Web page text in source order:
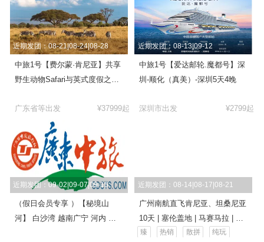
近期发团：08-21|08-24|08-28
中旅1号【费尔蒙·肯尼亚】共享
野生动物Safari与英式度假之旅
广东省等出发
¥37999起
近期发团：08-13|09-12
中旅1号【爱达邮轮.魔都号】深
圳-顺化（真美）-深圳5天4晚
深圳市出发 ¥2799起
近期发团：09-02|09-07|09-15
（假日会员专享 ）【秘境山
河】 白沙湾 越南广宁 河内 宁
近期发团：08-14|08-17|08-21
广州南航直飞肯尼亚、坦桑尼亚
10天 | 塞伦盖地 | 马赛马拉 | 塔
兰吉雷 | 纳瓦沙湖 | 阿鲁沙私人
臻 热销 散拼 纯玩